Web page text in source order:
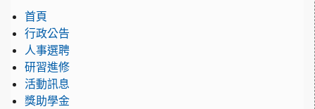
首頁
行政公告
人事選聘
研習進修
活動訊息
獎助學金